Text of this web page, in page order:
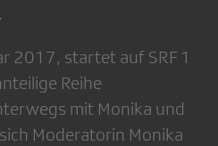
2017, startet auf SRF 1
Reihe
mit Monika und
Moderatorin Monika